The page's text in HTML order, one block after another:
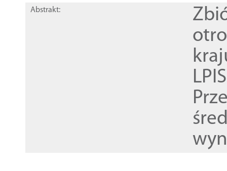
Abstrakt: